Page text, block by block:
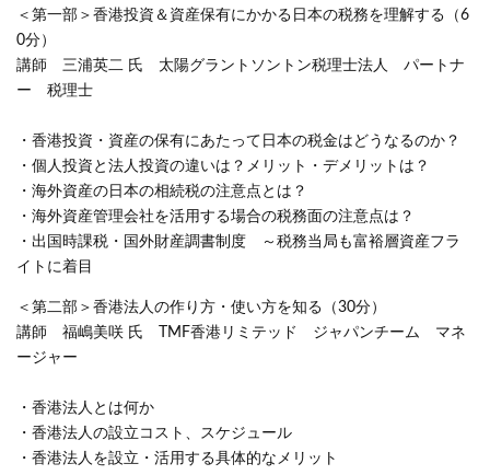
＜第一部＞香港投資＆資産保有にかかる日本の税務を理解する（6
0分）
講師 三浦英二 氏 太陽グラントソントン税理士法人 パートナ
ー 税理士
・香港投資・資産の保有にあたって日本の税金はどうなるのか？
・個人投資と法人投資の違いは？メリット・デメリットは？
・海外資産の日本の相続税の注意点とは？
・海外資産管理会社を活用する場合の税務面の注意点は？
・出国時課税・国外財産調書制度 ～税務当局も富裕層資産フラ
イトに着目
＜第二部＞香港法人の作り方・使い方を知る（30分）
講師 福嶋美咲 氏 TMF香港リミテッド ジャパンチーム マネ
ージャー
・香港法人とは何か
・香港法人の設立コスト、スケジュール
・香港法人を設立・活用する具体的なメリット